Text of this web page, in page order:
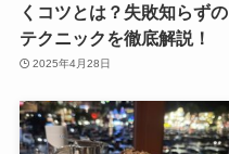
くコツとは？失敗知らずの
テクニックを徹底解説！
2025年4月28日